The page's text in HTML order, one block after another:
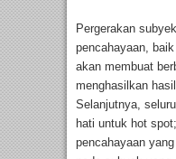
Pergerakan
pencahayaan,
akan membuat
menghasilkan
Selanjutnya,
hati untuk hot
pencahayaan